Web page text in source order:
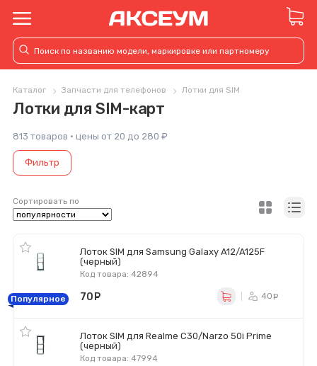
Каталог Запчасти для телефонов Лотки для SIM
Лотки для SIM-карт
813 товаров · цены от 20 до 280 ₽
Фильтр
Сортировать по
Лоток SIM для Samsung Galaxy A12/A125F
(черный)
Код товара: 42894
Популярное 70 40
Лоток SIM для Realme C30/Narzo 50i Prime
(черный)
Код товара: 47994